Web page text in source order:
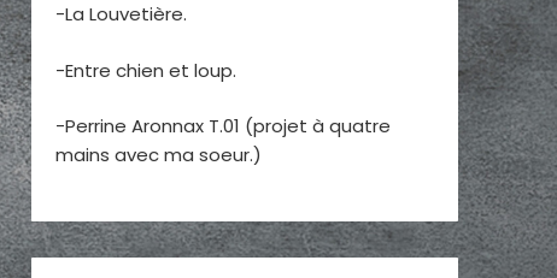
-La Louvetière.
-Entre chien et loup.
-Perrine Aronnax T.01 (projet à quatre
mains avec ma soeur.)